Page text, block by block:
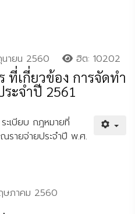
นายน 2560 ฮิต: 10202
ที่เกี่ยวข้อง การจัดทำ
ะจำปี 2561
ะเบียบ กฎหมายที่
รายจ่ายประจำปี พ.ศ.
ษภาคม 2560